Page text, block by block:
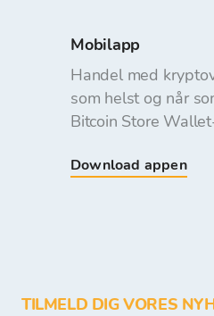
Mobilapp
Handel med
som helst og når
Bitcoin Store
Download appen
TILMELD DIG VORES